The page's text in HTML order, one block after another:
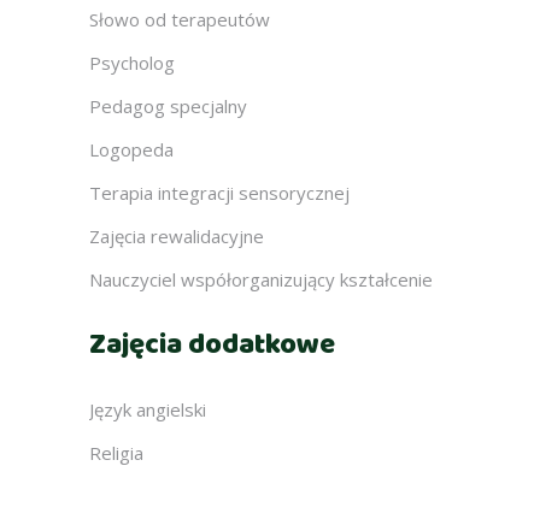
Słowo od terapeutów
Psycholog
Pedagog specjalny
Logopeda
Terapia integracji sensorycznej
Zajęcia rewalidacyjne
Nauczyciel współorganizujący kształcenie
Zajęcia dodatkowe
Język angielski
Religia